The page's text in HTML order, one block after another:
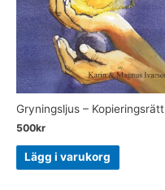
Gryningsljus – Kopieringsrätt
500kr
Lägg i varukorg